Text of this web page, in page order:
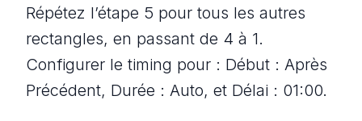
Répétez l’étape 5 pour tous les autres
rectangles, en passant de 4 à 1.
Configurer le timing pour : Début : Après
Précédent, Durée : Auto, et Délai : 01:00.